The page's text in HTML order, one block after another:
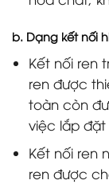
b. Dạng kết nối
Kết nối ren
ren được
toàn còn
việc lắp đặt
Kết nối ren
ren được